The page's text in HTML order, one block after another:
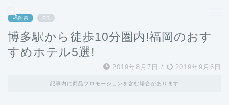
福岡県 PR
博多駅から徒歩10分圏内!福岡のおす
すめホテル5選!
2019年8月7日 / 2019年9月6日
記事内に商品プロモーションを含む場合があります